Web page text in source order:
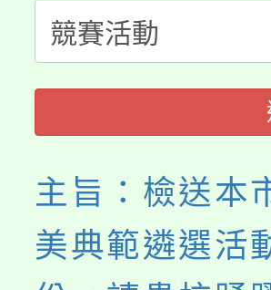
心理、諮商
系所師生報名
門員」簡章
踴躍報名參加
要點
「桃園市補
展演活動實施
115年度「教
義教育推展貢
主旨：檢送本
美典範遴選活